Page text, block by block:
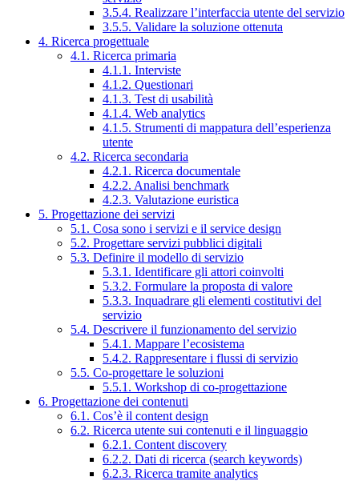
3.5.4. Realizzare l’interfaccia utente del servizio
3.5.5. Validare la soluzione ottenuta
4. Ricerca progettuale
4.1. Ricerca primaria
4.1.1. Interviste
4.1.2. Questionari
4.1.3. Test di usabilità
4.1.4. Web analytics
4.1.5. Strumenti di mappatura dell’esperienza
utente
4.2. Ricerca secondaria
4.2.1. Ricerca documentale
4.2.2. Analisi benchmark
4.2.3. Valutazione euristica
5. Progettazione dei servizi
5.1. Cosa sono i servizi e il service design
5.2. Progettare servizi pubblici digitali
5.3. Definire il modello di servizio
5.3.1. Identificare gli attori coinvolti
5.3.2. Formulare la proposta di valore
5.3.3. Inquadrare gli elementi costitutivi del
servizio
5.4. Descrivere il funzionamento del servizio
5.4.1. Mappare l’ecosistema
5.4.2. Rappresentare i flussi di servizio
5.5. Co-progettare le soluzioni
5.5.1. Workshop di co-progettazione
6. Progettazione dei contenuti
6.1. Cos’è il content design
6.2. Ricerca utente sui contenuti e il linguaggio
6.2.1. Content discovery
6.2.2. Dati di ricerca (search keywords)
6.2.3. Ricerca tramite analytics